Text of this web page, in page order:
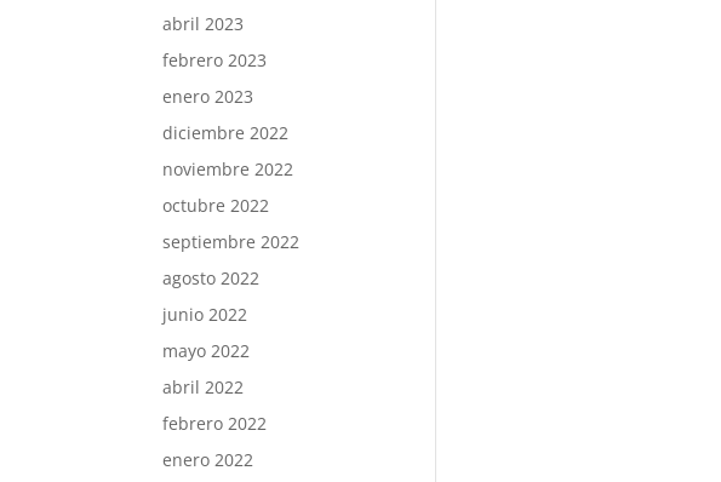
abril 2023
febrero 2023
enero 2023
diciembre 2022
noviembre 2022
octubre 2022
septiembre 2022
agosto 2022
junio 2022
mayo 2022
abril 2022
febrero 2022
enero 2022